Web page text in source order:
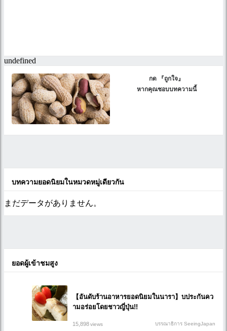
กด 『ถูกใจ』
หากคุณชอบบทความนี้
บทความยอดนิยมในหมวดหมู่เดียวกัน
まだデータがありません。
ยอดผู้เข้าชมสูง
【อันดับร้านอาหารยอดนิยมในนารา】บประกันคว
ามอร่อยโดยชาวญี่ปุ่น!!
15,898views บรรณาธิการ SeeingJapan